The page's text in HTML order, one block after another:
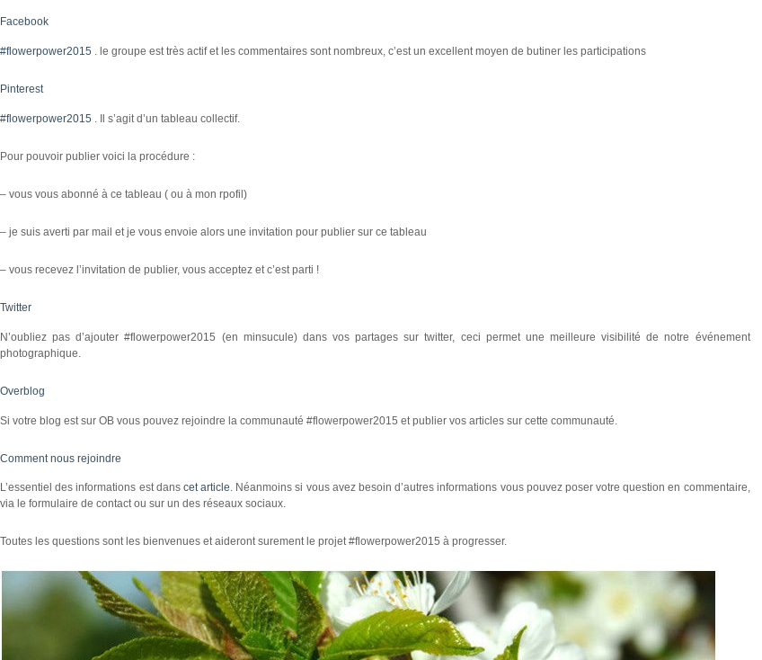
Facebook
#flowerpower2015 . le groupe est très actif et les commentaires sont nombreux, c’est un excellent moyen de butiner les participations
Pinterest
#flowerpower2015 . Il s’agit d’un tableau collectif.
Pour pouvoir publier voici la procédure :
– vous vous abonné à ce tableau ( ou à mon rpofil)
– je suis averti par mail et je vous envoie alors une invitation pour publier sur ce tableau
– vous recevez l’invitation de publier, vous acceptez et c’est parti !
Twitter
N’oubliez pas d’ajouter #flowerpower2015 (en minsucule) dans vos partages sur twitter, ceci permet une meilleure visibilité de notre événement
photographique.
Overblog
Si votre blog est sur OB vous pouvez rejoindre la communauté #flowerpower2015 et publier vos articles sur cette communauté.
Comment nous rejoindre
L’essentiel des informations est dans cet article. Néanmoins si vous avez besoin d’autres informations vous pouvez poser votre question en commentaire,
via le formulaire de contact ou sur un des réseaux sociaux.
Toutes les questions sont les bienvenues et aideront surement le projet #flowerpower2015 à progresser.